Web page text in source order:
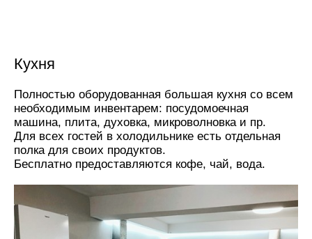
Кухня
Полностью оборудованная большая кухня со всем
необходимым инвентарем: посудомоечная
машина, плита, духовка, микроволновка и пр.
Для всех гостей в холодильнике есть отдельная
полка для своих продуктов.
Бесплатно предоставляются кофе, чай, вода.